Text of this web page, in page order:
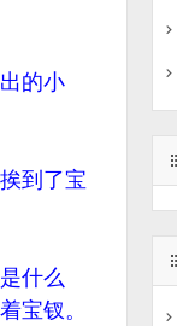
的小
到了宝
什么
宝钗。